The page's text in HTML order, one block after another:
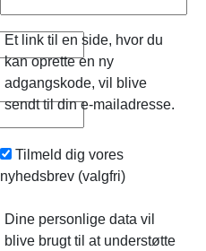
Et link til en side, hvor du
kan oprette en ny
adgangskode, vil blive
sendt til din e-mailadresse.
Tilmeld dig vores
nyhedsbrev (valgfri)
Dine personlige data vil
blive brugt til at understøtte